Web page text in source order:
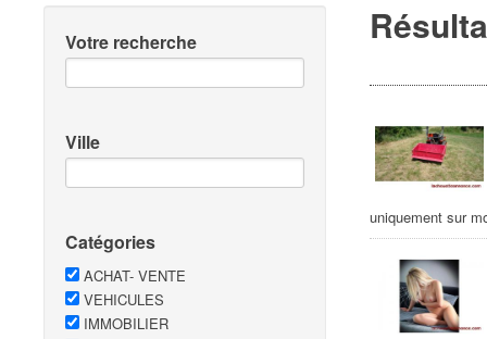
Votre recherche
Ville
Catégories
ACHAT- VENTE
VEHICULES
IMMOBILIER
uniquement sur